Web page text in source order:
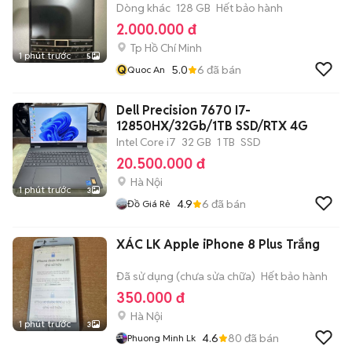
1 phút trước 5
Dòng khác 128 GB Hết bảo hành
2.000.000 đ
Tp Hồ Chí Minh
QQuoc An 5.0 6 đã bán
1 phút trước 3
Dell Precision 7670 I7-
12850HX/32Gb/1TB SSD/RTX 4G
Intel Core i7 32 GB 1 TB SSD
20.500.000 đ
Hà Nội
Đồ Giá Rẻ 4.9 6 đã bán
1 phút trước 3
XÁC LK Apple iPhone 8 Plus Trắng
Đã sử dụng (chưa sửa chữa) Hết bảo hành
350.000 đ
Hà Nội
Phuong Minh Lk 4.6 80 đã bán